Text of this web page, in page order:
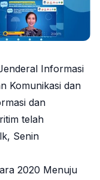
Informasi
Komunikasi dan
dan
telah
Senin
2020 Menuju